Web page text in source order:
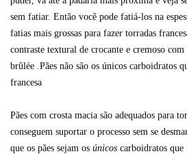
sem fatiar. Então você pode fatiá-los na
fatias mais grossas para fazer torradas
contraste textural de crocante e cremoso com
brûlée .Pães não são os únicos carboidratos
francesa
Pães com crosta macia são adequados para
conseguem suportar o processo sem se
que os pães sejam os únicos carboidratos que